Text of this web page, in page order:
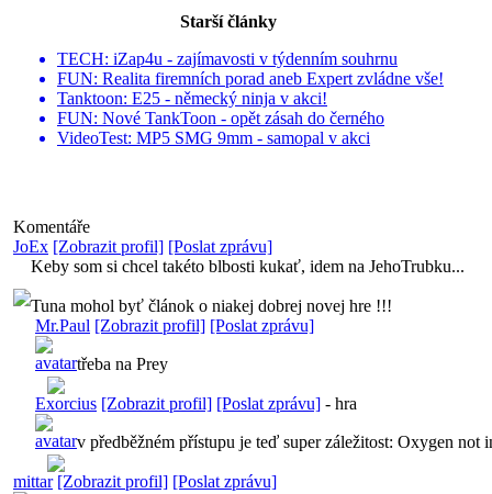
Starší články
TECH: iZap4u - zajímavosti v týdenním souhrnu
FUN: Realita firemních porad aneb Expert zvládne vše!
Tanktoon: E25 - německý ninja v akci!
FUN: Nové TankToon - opět zásah do černého
VideoTest: MP5 SMG 9mm - samopal v akci
Komentáře
JoEx [Zobrazit profil] [Poslat zprávu]
Keby som si chcel takéto blbosti kukať, idem na JehoTrubku...
Tuna mohol byť článok o niakej dobrej novej hre !!!
Mr.Paul [Zobrazit profil] [Poslat zprávu]
třeba na Prey
Exorcius [Zobrazit profil] [Poslat zprávu] - hra
v předběžném přístupu je teď super záležitost: Oxygen
mittar [Zobrazit profil] [Poslat zprávu]